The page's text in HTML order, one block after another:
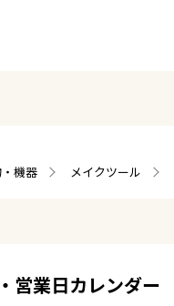
機器 メイクツール
営業日カレンダー